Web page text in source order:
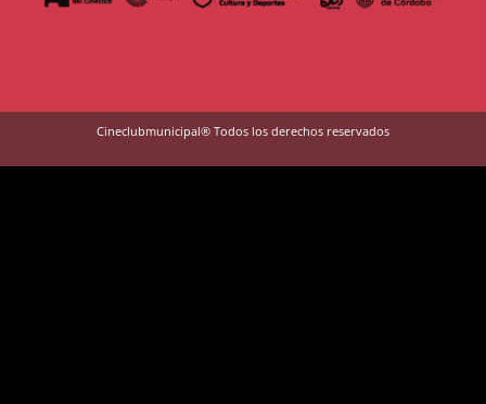
Cineclubmunicipal® Todos los derechos reservados